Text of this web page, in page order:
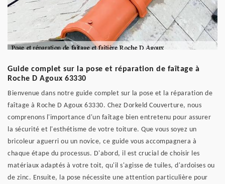
Guide complet sur la pose et réparation de faîtage à
Roche D Agoux 63330
Bienvenue dans notre guide complet sur la pose et la réparation de
faîtage à Roche D Agoux 63330. Chez Dorkeld Couverture, nous
comprenons l'importance d'un faîtage bien entretenu pour assurer
la sécurité et l'esthétisme de votre toiture. Que vous soyez un
bricoleur aguerri ou un novice, ce guide vous accompagnera à
chaque étape du processus. D'abord, il est crucial de choisir les
matériaux adaptés à votre toit, qu'il s'agisse de tuiles, d'ardoises ou
de zinc. Ensuite, la pose nécessite une attention particulière pour